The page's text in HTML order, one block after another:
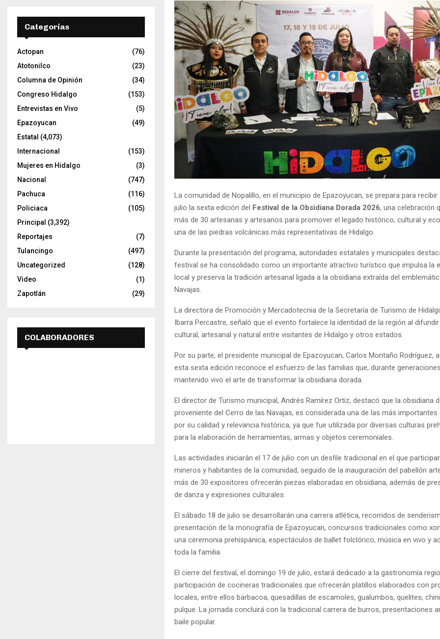
La comunidad de Nopalillo, en el municipio de Epazoyucan, se prepara para recibir
julio la sexta edición del Festival de la Obsidiana Dorada 2026, una celebración
más de 30 artesanas y artesanos para promover el legado histórico, cultural y
una de las piedras volcánicas más representativas de Hidalgo.
Durante la presentación del programa, autoridades estatales y municipales
festival se ha consolidado como un importante atractivo turístico que impulsa la
local y preserva la tradición artesanal ligada a la obsidiana extraída del
Navajas.
La directora de Promoción y Mercadotecnia de la Secretaría de Turismo de
Ibarra Percastre, señaló que el evento fortalece la identidad de la región al
cultural, artesanal y natural entre visitantes de Hidalgo y otros estados.
Por su parte, el presidente municipal de Epazoyucan, Carlos Montaño Rodríguez,
esta sexta edición reconoce el esfuerzo de las familias que, durante
mantenido vivo el arte de transformar la obsidiana dorada.
El director de Turismo municipal, Andrés Ramírez Ortiz, destacó que la obsidiana
proveniente del Cerro de las Navajas, es considerada una de las más importantes
por su calidad y relevancia histórica, ya que fue utilizada por diversas culturas
para la elaboración de herramientas, armas y objetos ceremoniales.
Las actividades iniciarán el 17 de julio con un desfile tradicional en el que
mineros y habitantes de la comunidad, seguido de la inauguración del pabellón
más de 30 expositores ofrecerán piezas elaboradas en obsidiana, además de
de danza y expresiones culturales.
El sábado 18 de julio se desarrollarán una carrera atlética, recorridos de
presentación de la monografía de Epazoyucan, concursos tradicionales como
una ceremonia prehispánica, espectáculos de ballet folclórico, música en vivo y
toda la familia.
El cierre del festival, el domingo 19 de julio, estará dedicado a la gastronomía
participación de cocineras tradicionales que ofrecerán platillos elaborados con
locales, entre ellos barbacoa, quesadillas de escamoles, gualumbos, quelites,
pulque. La jornada concluirá con la tradicional carrera de burros, presentaciones
baile popular.
v
í
e
o
Categorías
Actopan
(76)
Atotonilco
(23)
Columna de Opinión
(34)
Congreso Hidalgo
(153)
Entrevistas en Vivo
(5)
Epazoyucan
(49)
Estatal (4,073)
Internacional
(153)
Mujeres en Hidalgo
(3)
Nacional
(747)
Pachuca
(116)
Policiaca
(105)
Principal (3,392)
Reportajes
(7)
Tulancingo
(497)
Uncategorized
(128)
Video
(1)
Zapotlán
(29)
COLABORADORES